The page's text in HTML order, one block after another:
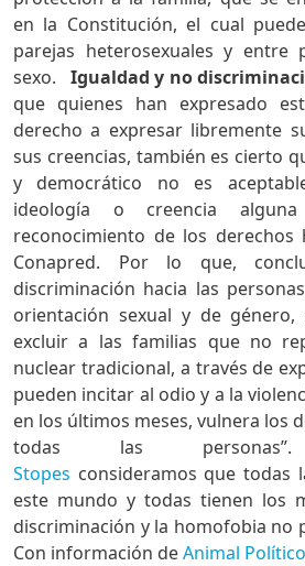
en la Constitución, el cual
parejas heterosexuales y entre
sexo. Igualdad y no
que quienes han expresado
derecho a expresar libremente
sus creencias, también es cierto
y democrático no es
ideología o creencia
reconocimiento de los derechos
Conapred. Por lo que,
discriminación hacia las
orientación sexual y de
excluir a las familias que no
nuclear tradicional, a través de
pueden incitar al odio y a la
en los últimos meses, vulnera los
todas las
Stopes consideramos que todas
este mundo y todas tienen los
discriminación y la homofobia no
Con información deAnimal